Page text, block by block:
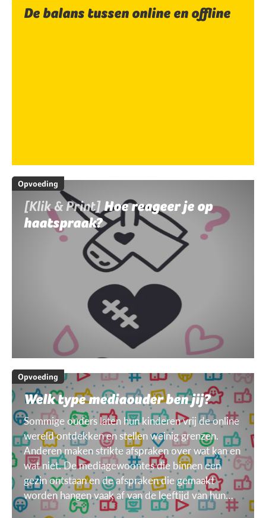
De balans tussen online en offline
Opvoeding
[Klik & Print]Hoe reageer je op
haatspraak?
Opvoeding
Welk type mediaouder ben jij?
Sommige ouders laten hun kinderen vrij de online
wereld ontdekken en stellen weinig grenzen.
Anderen maken strikte afspraken over wat kan en
wat niet. De mediagewoontes die binnen een
gezin ontstaan en de afspraken die gemaakt
worden hangen vaak af van de leeftijd van hun
kinderen, van het doel, het toestel, het weer ...